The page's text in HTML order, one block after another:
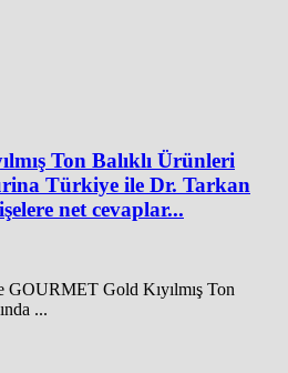
Ton Balıklı Ürünleri
Türkiye ile Dr. Tarkan
net cevaplar...
GOURMET Gold Kıyılmış Ton
...